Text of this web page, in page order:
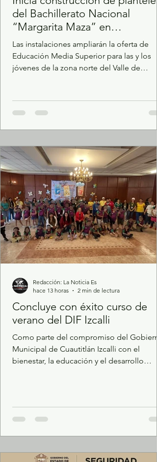
del Bachillerato Nacional
“Margarita Maza” en
Tlalnepantla
Las instalaciones ampliarán la oferta de
Educación Media Superior para las y los
jóvenes de la zona norte del Valle de
contarán con aulas didácticas, talleres,
administrativas, servicios sanitarios y
Claudia Sheinbaum Pardo para ampliar el
acceso a la Educación Media Superior, y
coordinación con el Gobierno del
Concluye con éxito curso de
verano del DIF Izcalli
Como parte del compromiso del
Municipal de Cuautitlán Izcalli con el
bienestar, la educación y el desarrollo
disfrutaran de un periodo vacacional lleno
de aprendizaje, recreación y sana
educativas, deportivas, culturales y
Redacción: La Noticia Es
hace 13 horas
2 min de lectura